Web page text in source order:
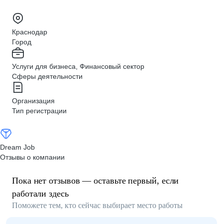
Краснодар
Город
Услуги для бизнеса, Финансовый сектор
Сферы деятельности
Организация
Тип регистрации
Dream Job
Отзывы о компании
Пока нет отзывов — оставьте первый, если
работали здесь
Поможете тем, кто сейчас выбирает место работы